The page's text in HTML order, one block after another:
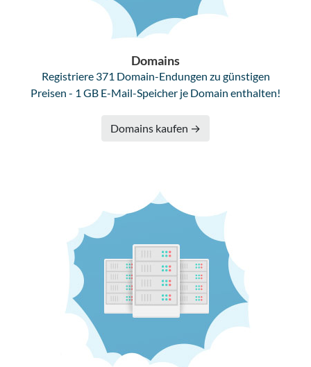
Domains
Registriere 371 Domain-Endungen zu günstigen
Preisen - 1 GB E-Mail-Speicher je Domain enthalten!
Domains kaufen →